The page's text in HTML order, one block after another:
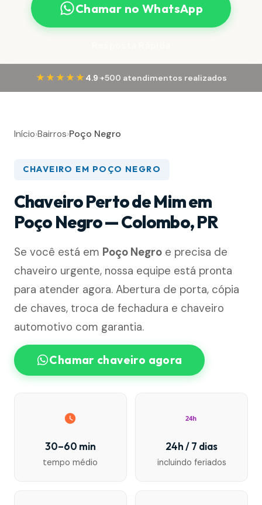
Chamar no WhatsApp
★★★★★ 4.9·+500 atendimentos realizados
Início›Bairros›Poço Negro
CHAVEIRO EM POÇO NEGRO
Chaveiro Perto de Mim em
Poço Negro — Colombo, PR
Se você está em Poço Negro e precisa de
chaveiro urgente, nossa equipe está pronta
para atender agora. Abertura de porta, cópia
de chaves, troca de fechadura e chaveiro
automotivo com garantia.
Chamar chaveiro agora
30–60 min
tempo médio
24h
24h / 7 dias
incluindo feriados